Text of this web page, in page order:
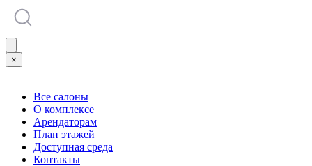
×
Все салоны
О комплексе
Арендаторам
План этажей
Доступная среда
Контакты